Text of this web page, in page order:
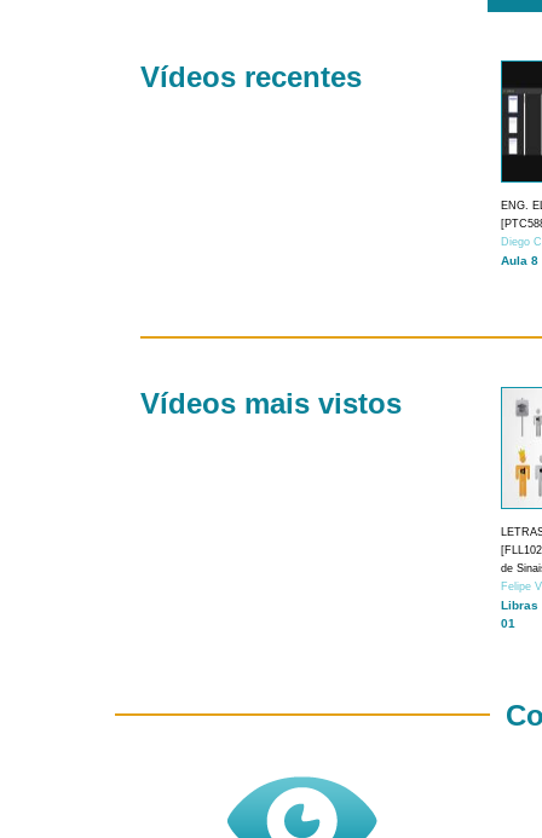
Vídeos recentes
ENG.
Diego
Aula 8
Vídeos mais vistos
de
Felipe
Libras
01